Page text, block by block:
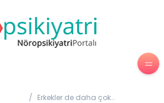
/ Erkekler de daha çok